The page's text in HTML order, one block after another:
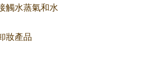
觸水蒸氣和水
妝產品